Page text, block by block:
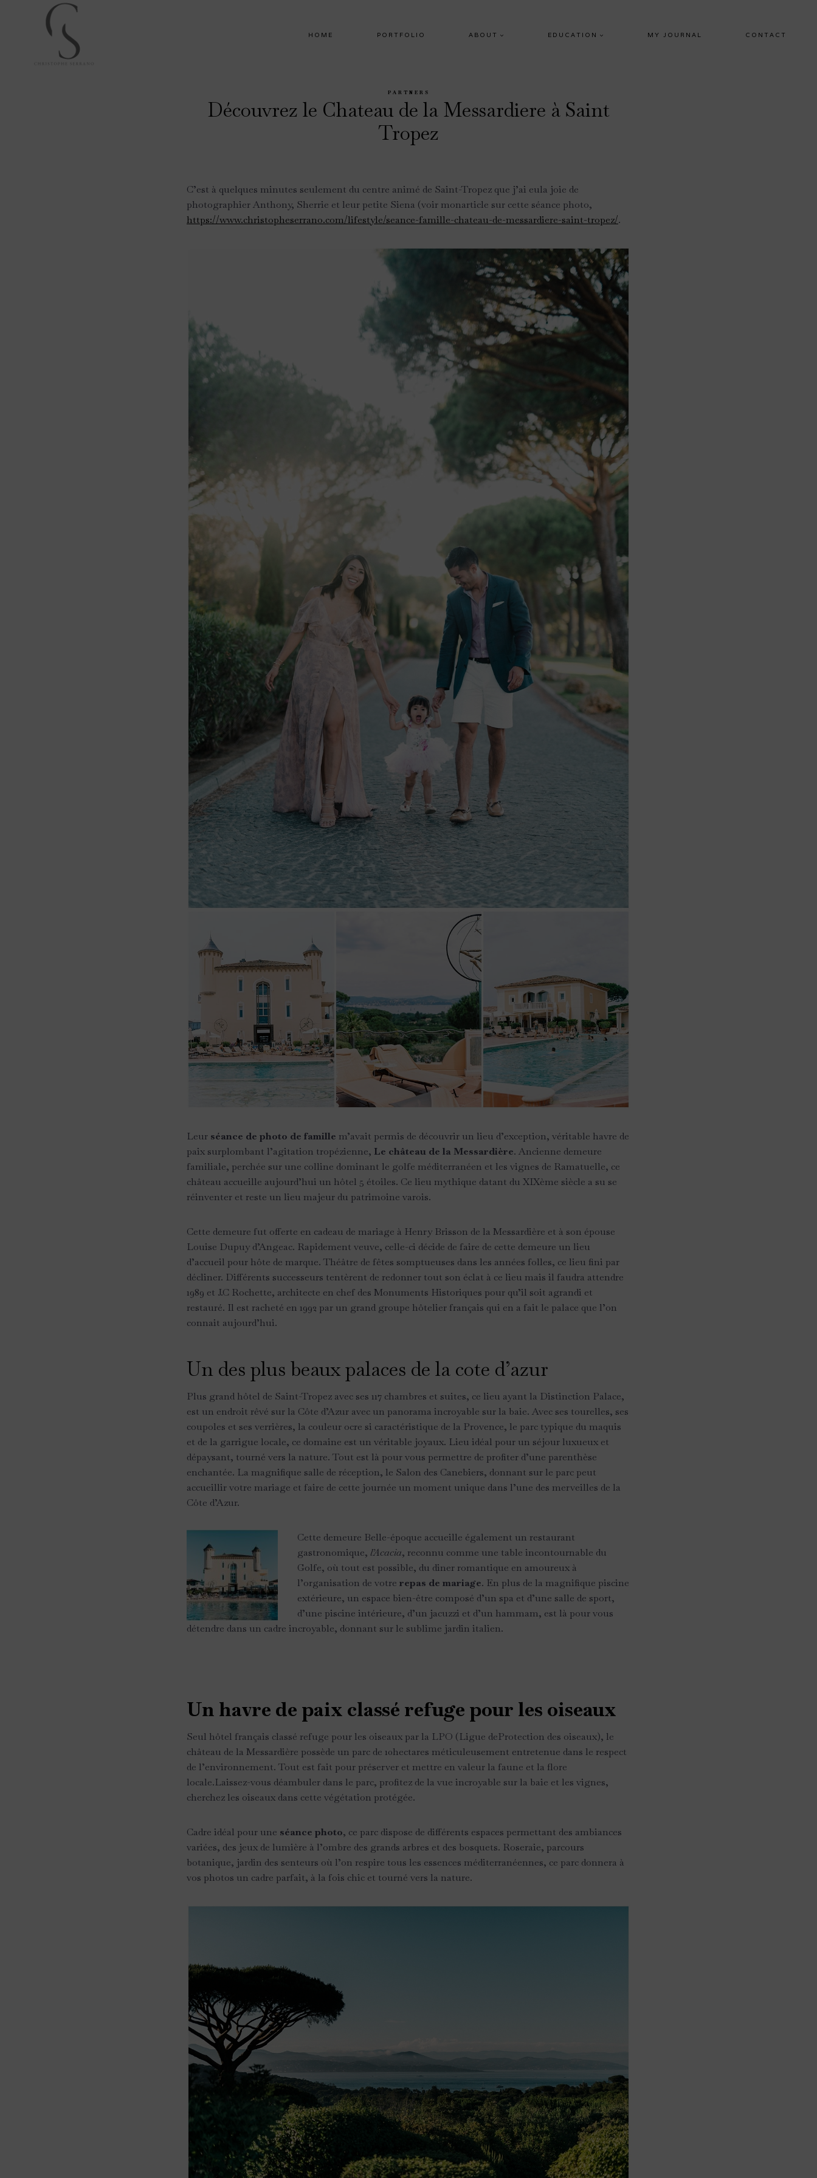
HOME PORTFOLIO ABOUT EDUCATION MY JOURNAL CONTACT
PARTNERS
Découvrez le Chateau de la Messardiere à Saint
Tropez
C’est à quelques minutes seulement du centre animé de Saint-Tropez que j’ai eula joie de
photographier Anthony, Sherrie et leur petite Siena (voir monarticle sur cette séance photo,
https://www.christopheserrano.com/lifestyle/seance-famille-chateau-de-messardiere-saint-tropez/.
Leur séance de photo de famille m’avait permis de découvrir un lieu d’exception, véritable havre de
paix surplombant l’agitation tropézienne, Le château de la Messardière. Ancienne demeure
familiale, perchée sur une colline dominant le golfe méditerranéen et les vignes de Ramatuelle, ce
château accueille aujourd’hui un hôtel 5 étoiles. Ce lieu mythique datant du XIXème siècle a su se
réinventer et reste un lieu majeur du patrimoine varois.
Cette demeure fut offerte en cadeau de mariage à Henry Brisson de la Messardière et à son épouse
Louise Dupuy d’Angeac. Rapidement veuve, celle-ci décide de faire de cette demeure un lieu
d’accueil pour hôte de marque. Théâtre de fêtes somptueuses dans les années folles, ce lieu fini par
décliner. Différents successeurs tentèrent de redonner tout son éclat à ce lieu mais il faudra attendre
1989 et J.C Rochette, architecte en chef des Monuments Historiques pour qu’il soit agrandi et
restauré. Il est racheté en 1992 par un grand groupe hôtelier français qui en a fait le palace que l’on
connait aujourd’hui.
Un des plus beaux palaces de la cote d’azur
Plus grand hôtel de Saint-Tropez avec ses 117 chambres et suites, ce lieu ayant la Distinction Palace,
est un endroit rêvé sur la Côte d’Azur avec un panorama incroyable sur la baie. Avec ses tourelles, ses
coupoles et ses verrières, la couleur ocre si caractéristique de la Provence, le parc typique du maquis
et de la garrigue locale, ce domaine est un véritable joyaux. Lieu idéal pour un séjour luxueux et
dépaysant, tourné vers la nature. Tout est là pour vous permettre de profiter d’une parenthèse
enchantée. La magnifique salle de réception, le Salon des Canebiers, donnant sur le parc peut
accueillir votre mariage et faire de cette journée un moment unique dans l’une des merveilles de la
Côte d’Azur.
Cette demeure Belle-époque accueille également un restaurant
gastronomique, l’Acacia, reconnu comme une table incontournable du
Golfe, où tout est possible, du diner romantique en amoureux à
l’organisation de votre repas de mariage. En plus de la magnifique piscine
extérieure, un espace bien-être composé d’un spa et d’une salle de sport,
d’une piscine intérieure, d’un jacuzzi et d’un hammam, est là pour vous
détendre dans un cadre incroyable, donnant sur le sublime jardin italien.
Un havre de paix classé refuge pour les oiseaux
Seul hôtel français classé refuge pour les oiseaux par la LPO (Ligue deProtection des oiseaux), le
château de la Messardière possède un parc de 10hectares méticuleusement entretenue dans le respect
de l’environnement. Tout est fait pour préserver et mettre en valeur la faune et la flore
locale.Laissez-vous déambuler dans le parc, profitez de la vue incroyable sur la baie et les vignes,
cherchez les oiseaux dans cette végétation protégée.
Cadre idéal pour une séance photo, ce parc dispose de différents espaces permettant des ambiances
variées, des jeux de lumière à l’ombre des grands arbres et des bosquets. Roseraie, parcours
botanique, jardin des senteurs où l’on respire tous les essences méditerranéennes, ce parc donnera à
vos photos un cadre parfait, à la fois chic et tourné vers la nature.